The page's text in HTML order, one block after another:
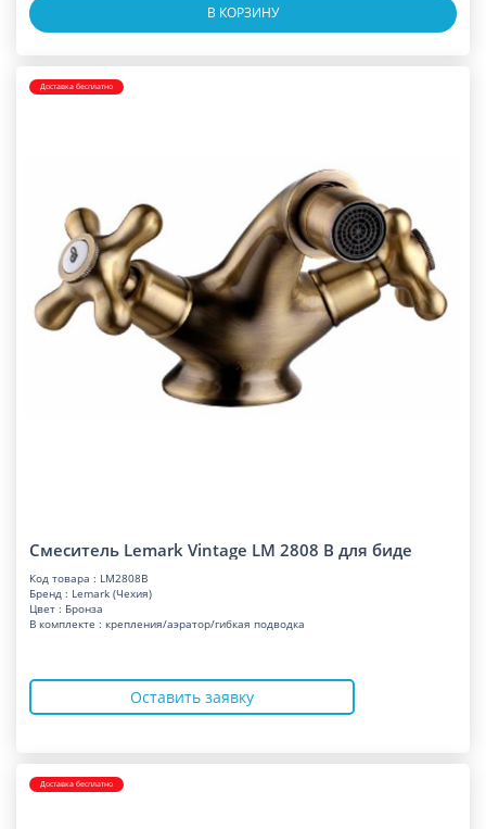
В КОРЗИНУ
Доставка бесплатно
Смеситель Lemark Vintage LM 2808 B для биде
Код товара : LM2808B
Бренд : Lemark (Чехия)
Цвет : Бронза
В комплекте : крепления/аэратор/гибкая подводка
Оставить заявку
Доставка бесплатно